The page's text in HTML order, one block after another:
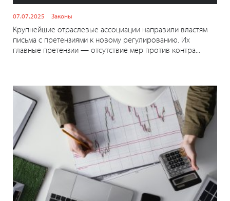
07.07.2025 Законы
Крупнейшие отраслевые ассоциации направили властям
письма с претензиями к новому регулированию. Их
главные претензии — отсутствие мер против контра...